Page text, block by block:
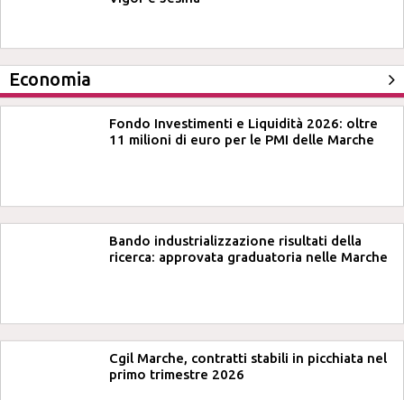
Economia
Fondo Investimenti e Liquidità 2026: oltre
11 milioni di euro per le PMI delle Marche
Bando industrializzazione risultati della
ricerca: approvata graduatoria nelle Marche
Cgil Marche, contratti stabili in picchiata nel
primo trimestre 2026